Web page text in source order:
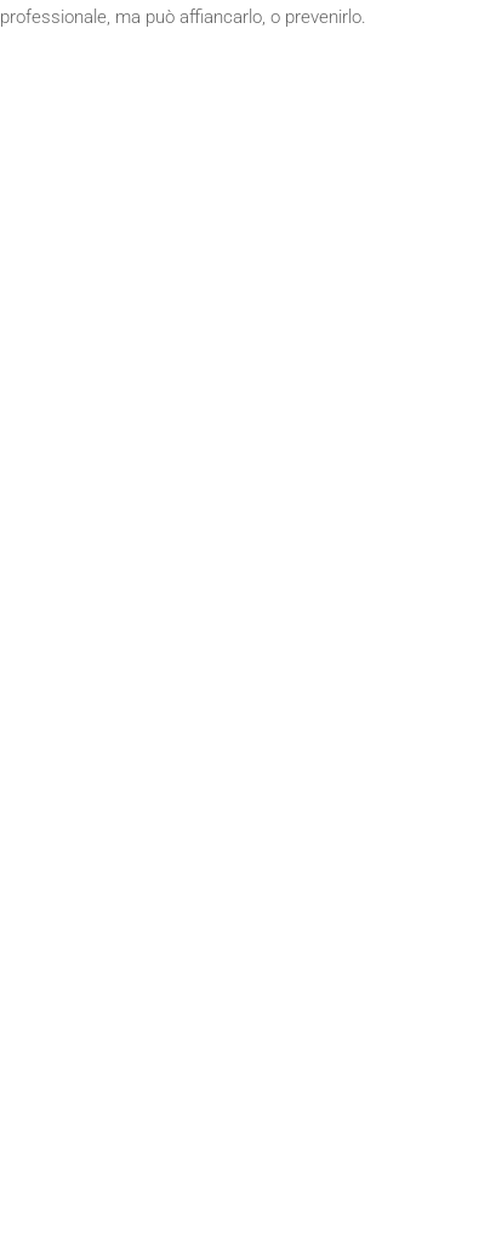
professionale, ma può affiancarlo, o prevenirlo.